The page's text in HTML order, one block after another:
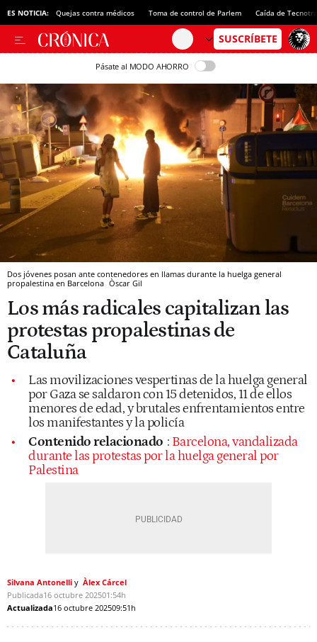
ES NOTICIA: Quejas contra médicos Toma de control de Parlem Caída de
Pásate al MODO AHORRO
Dos jóvenes posan ante contenedores en llamas durante la huelga general
propalestina en Barcelona Òscar Gil
Los más radicales capitalizan las
protestas propalestinas de
Cataluña
Las movilizaciones vespertinas de la huelga general
por Gaza se saldaron con 15 detenidos, 11 de ellos
menores de edad, y brutales enfrentamientos entre
los manifestantes y la policía
Contenido relacionado : Barcelona, vandalizada
durante las protestas por la huelga general por
Palestina
Silvana Antonelli
Àlex Cárcel
Publicada16 octubre 202501:54h
Actualizada16 octubre 202509:51h